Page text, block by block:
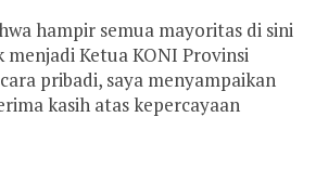
hampir semua mayoritas di sini
Ketua KONI Provinsi
pribadi, saya menyampaikan
kasih atas kepercayaan